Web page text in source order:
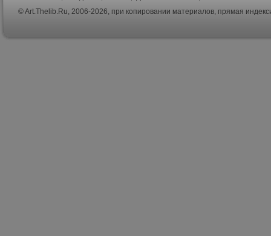
© Art.Thelib.Ru, 2006-2026, при копировании материалов, прямая